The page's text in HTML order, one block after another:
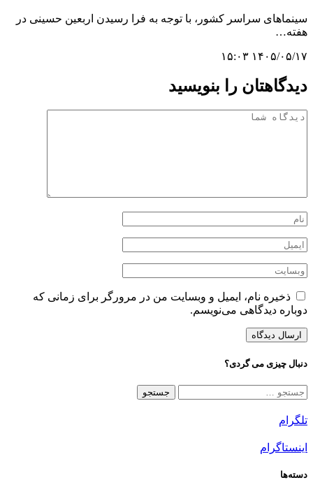
سینماهای سراسر کشور، با توجه به فرا رسیدن اربعین حسینی در
هفته‌…
۱۴۰۵/۰۵/۱۷ ۱۵:۰۳
دیدگاهتان را بنویسید
ذخیره نام، ایمیل و وبسایت من در مرورگر برای زمانی که
دوباره دیدگاهی می‌نویسم.
دنبال چیزی می گردی؟
جستجو
تلگرام
اینستاگرام
دسته‌ها